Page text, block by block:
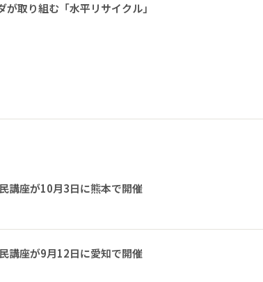
取り組む「水平リサイクル」
講座が10月3日に熊本で開催
講座が9月12日に愛知で開催